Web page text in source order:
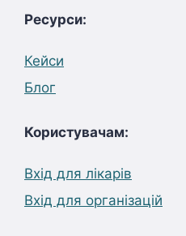
Ресурси:
Кейси
Блог
Користувачам:
Вхід для лікарів
Вхід для організацій